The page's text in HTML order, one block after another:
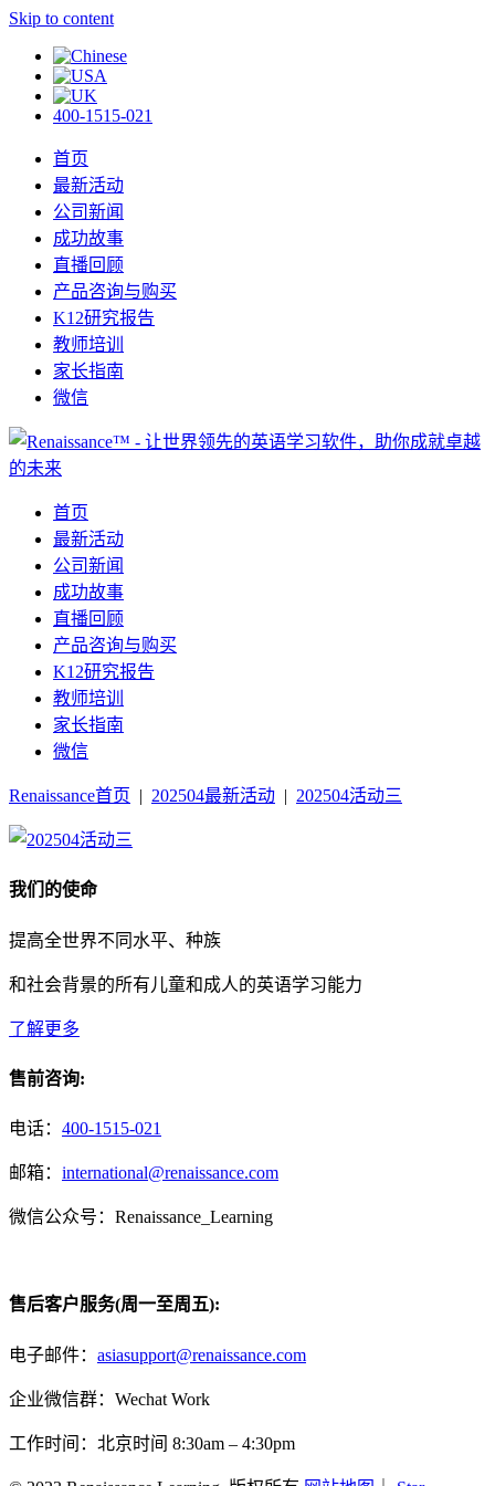
Skip to content
400-1515-021
首页
最新活动
公司新闻
成功故事
直播回顾
产品咨询与购买
K12研究报告
教师培训
家长指南
微信
首页
最新活动
公司新闻
成功故事
直播回顾
产品咨询与购买
K12研究报告
教师培训
家长指南
微信
Renaissance首页 | 202504最新活动 | 202504活动三
我们的使命
提高全世界不同水平、种族
和社会背景的所有儿童和成人的英语学习能力
了解更多
售前咨询:
电话： 400-1515-021
邮箱： international@renaissance.com
微信公众号：Renaissance_Learning
售后客户服务(周一至周五):
电子邮件： asiasupport@renaissance.com
企业微信群：Wechat Work
工作时间：北京时间 8:30am – 4:30pm